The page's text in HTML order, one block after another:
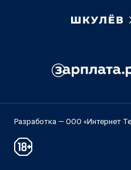
Разработка — ООО «Интернет